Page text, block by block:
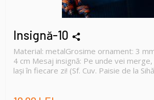
Insignă-10
Material: metalGrosime ornament: 3
4 cm Mesaj insignă: Pe unde vei
lași în fiecare zi! (Sf. Cuv. Paisie de la